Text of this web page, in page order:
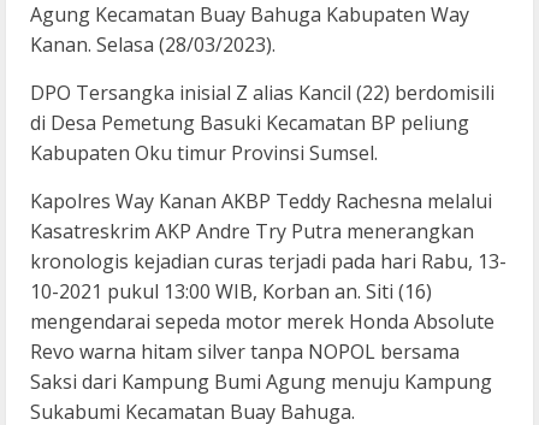
Agung Kecamatan Buay Bahuga Kabupaten Way
Kanan. Selasa (28/03/2023).
DPO Tersangka inisial Z alias Kancil (22) berdomisili
di Desa Pemetung Basuki Kecamatan BP peliung
Kabupaten Oku timur Provinsi Sumsel.
Kapolres Way Kanan AKBP Teddy Rachesna melalui
Kasatreskrim AKP Andre Try Putra menerangkan
kronologis kejadian curas terjadi pada hari Rabu, 13-
10-2021 pukul 13:00 WIB, Korban an. Siti (16)
mengendarai sepeda motor merek Honda Absolute
Revo warna hitam silver tanpa NOPOL bersama
Saksi dari Kampung Bumi Agung menuju Kampung
Sukabumi Kecamatan Buay Bahuga.